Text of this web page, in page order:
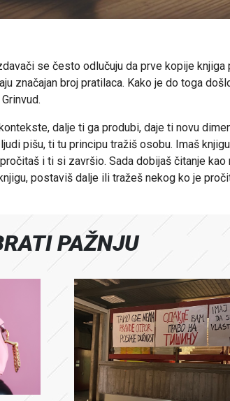
se često odlučuju da prve kopije knjiga
značajan broj pratilaca. Kako je do toga
dalje ti ga produbi, daje ti novu
pišu, ti tu principu tražiš osobu. Imaš
i ti si završio. Sada dobijaš čitanje kao
postaviš dalje ili tražeš nekog ko je
PAŽNJU